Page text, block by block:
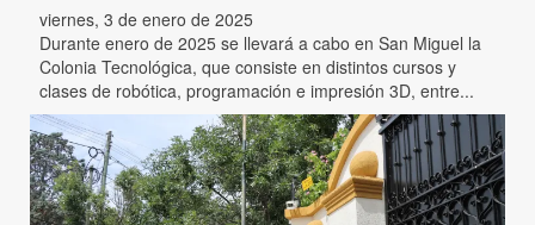
viernes, 3 de enero de 2025
Durante enero de 2025 se llevará a cabo en San Miguel la
Colonia Tecnológica, que consiste en distintos cursos y
clases de robótica, programación e impresión 3D, entre...